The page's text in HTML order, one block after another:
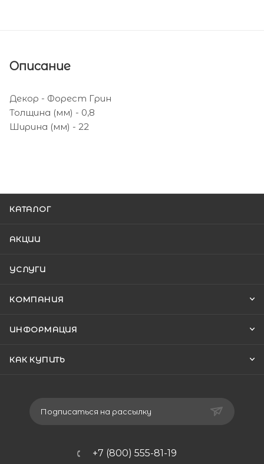
Описание
Декор - Форест Грин
Толщина (мм) - 0,8
Ширина (мм) - 22
КАТАЛОГ
АКЦИИ
УСЛУГИ
КОМПАНИЯ
ИНФОРМАЦИЯ
КАК КУПИТЬ
Подписаться на рассылку
+7 (800) 555-81-19